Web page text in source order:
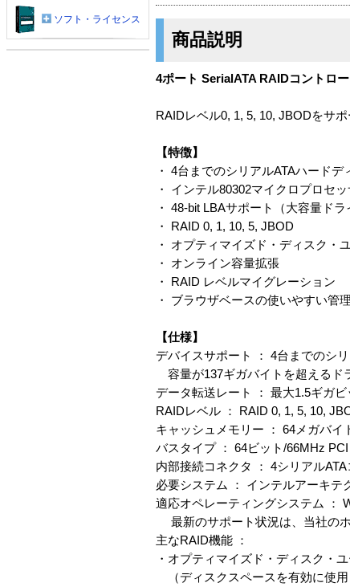
商品説明
4ポート SerialATA RAIDコントロー
RAIDレベル0, 1, 5, 10, JBODをサ
【特徴】
・ 4台までのシリアルATAハード
・ インテル80302マイクロプロセ
・ 48-bit LBAサポート（大容量ドラ
・ RAID 0, 1, 10, 5, JBOD
・ オプティマイズド・ディスク・
・ オンライン容量拡張
・ RAID レベルマイグレーション
・ ブラウザベースの使いやすい管
【仕様】
デバイスサポート ： 4台までのシ
容量が137ギガバイトを超えるド
データ転送レート ： 最大1.5ギガビ
RAIDレベル ： RAID 0, 1, 5, 10,
キャッシュメモリー ： 64メガバイ
バスタイプ ： 64ビット/66MHz
内部接続コネクタ ： 4シリアルATA
必要システム ： インテルアーキテ
適応オペレーティングシステム ：
最新のサポート状況は、当社の
主なRAID機能 ：
・オプティマイズド・ディスク・
（ディスクスペースを有効に使用
ソフト・ライセンス